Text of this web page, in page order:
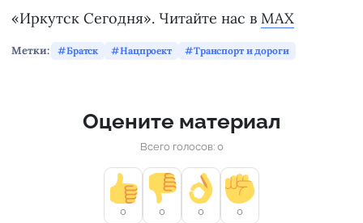
«Иркутск Сегодня». Читайте нас в MAX
Метки: Братск Нацпроект Транспорт и дороги
Оцените материал
Всего голосов: 0
0 0 0 0